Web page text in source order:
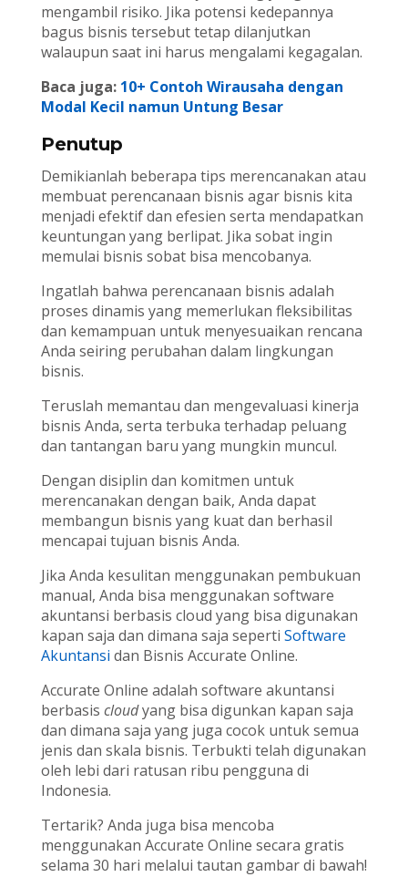
mengambil risiko. Jika potensi kedepannya
bagus bisnis tersebut tetap dilanjutkan
walaupun saat ini harus mengalami kegagalan.
Baca juga: 10+ Contoh Wirausaha dengan
Modal Kecil namun Untung Besar
Penutup
Demikianlah beberapa tips merencanakan atau
membuat perencanaan bisnis agar bisnis kita
menjadi efektif dan efesien serta mendapatkan
keuntungan yang berlipat. Jika sobat ingin
memulai bisnis sobat bisa mencobanya.
Ingatlah bahwa perencanaan bisnis adalah
proses dinamis yang memerlukan fleksibilitas
dan kemampuan untuk menyesuaikan rencana
Anda seiring perubahan dalam lingkungan
bisnis.
Teruslah memantau dan mengevaluasi kinerja
bisnis Anda, serta terbuka terhadap peluang
dan tantangan baru yang mungkin muncul.
Dengan disiplin dan komitmen untuk
merencanakan dengan baik, Anda dapat
membangun bisnis yang kuat dan berhasil
mencapai tujuan bisnis Anda.
Jika Anda kesulitan menggunakan pembukuan
manual, Anda bisa menggunakan software
akuntansi berbasis cloud yang bisa digunakan
kapan saja dan dimana saja seperti Software
Akuntansi dan Bisnis Accurate Online.
Accurate Online adalah software akuntansi
berbasis cloudyang bisa digunkan kapan saja
dan dimana saja yang juga cocok untuk semua
jenis dan skala bisnis. Terbukti telah digunakan
oleh lebi dari ratusan ribu pengguna di
Indonesia.
Tertarik? Anda juga bisa mencoba
menggunakan Accurate Online secara gratis
selama 30 hari melalui tautan gambar di bawah!